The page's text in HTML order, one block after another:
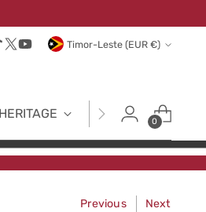
Currency Timor-Leste (EUR €)
FABRICS
0
Previous Next